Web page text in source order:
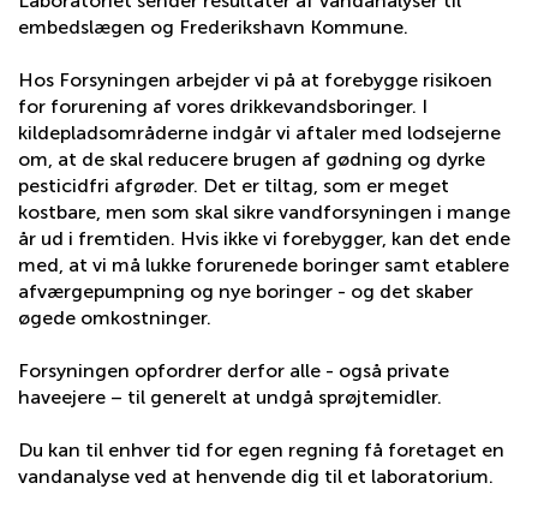
embedslægen og Frederikshavn Kommune.
Hos Forsyningen arbejder vi på at forebygge risikoen
for forurening af vores drikkevandsboringer. I
kildepladsområderne indgår vi aftaler med lodsejerne
om, at de skal reducere brugen af gødning og dyrke
pesticidfri afgrøder. Det er tiltag, som er meget
kostbare, men som skal sikre vandforsyningen i mange
år ud i fremtiden. Hvis ikke vi forebygger, kan det ende
med, at vi må lukke forurenede boringer samt etablere
afværgepumpning og nye boringer - og det skaber
øgede omkostninger.
Forsyningen opfordrer derfor alle - også private
haveejere – til generelt at undgå sprøjtemidler.
Du kan til enhver tid for egen regning få foretaget en
vandanalyse ved at henvende dig til et laboratorium.